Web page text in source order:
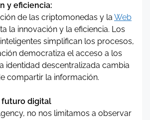
y eficiencia:
de las criptomonedas y la Web
la innovación y la eficiencia. Los
simplifican los procesos,
democratiza el acceso a los
identidad descentralizada cambia
compartir la información.
futuro digital
no nos limitamos a observar